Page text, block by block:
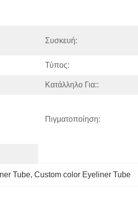
Συσκευή:
Τύπος:
Κατάλληλο Για::
Πιγματοποίηση:
Tube, Custom color Eyeliner Tube